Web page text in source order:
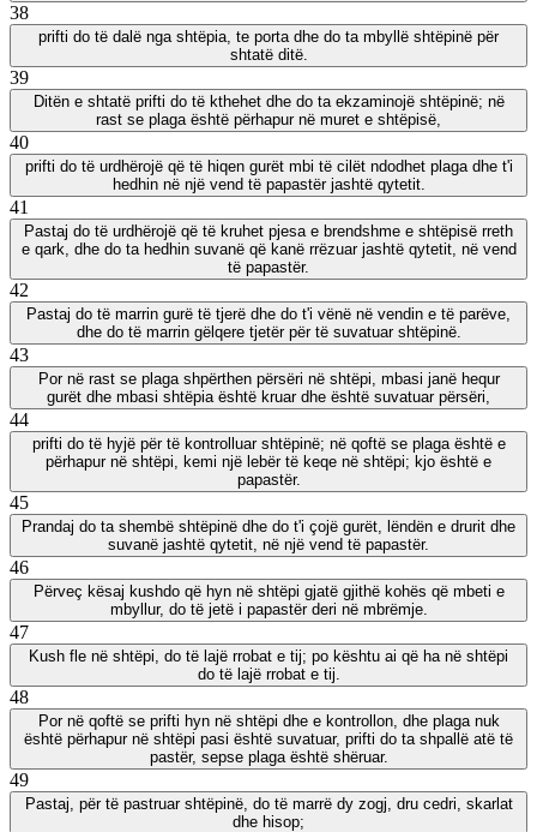
38
prifti do të dalë nga shtëpia, te porta dhe do ta mbyllë shtëpinë për
shtatë ditë.
39
Ditën e shtatë prifti do të kthehet dhe do ta ekzaminojë shtëpinë; në
rast se plaga është përhapur në muret e shtëpisë,
40
prifti do të urdhërojë që të hiqen gurët mbi të cilët ndodhet plaga dhe t'i
hedhin në një vend të papastër jashtë qytetit.
41
Pastaj do të urdhërojë që të kruhet pjesa e brendshme e shtëpisë rreth
e qark, dhe do ta hedhin suvanë që kanë rrëzuar jashtë qytetit, në vend
të papastër.
42
Pastaj do të marrin gurë të tjerë dhe do t'i vënë në vendin e të parëve,
dhe do të marrin gëlqere tjetër për të suvatuar shtëpinë.
43
Por në rast se plaga shpërthen përsëri në shtëpi, mbasi janë hequr
gurët dhe mbasi shtëpia është kruar dhe është suvatuar përsëri,
44
prifti do të hyjë për të kontrolluar shtëpinë; në qoftë se plaga është e
përhapur në shtëpi, kemi një lebër të keqe në shtëpi; kjo është e
papastër.
45
Prandaj do ta shembë shtëpinë dhe do t'i çojë gurët, lëndën e drurit dhe
suvanë jashtë qytetit, në një vend të papastër.
46
Përveç kësaj kushdo që hyn në shtëpi gjatë gjithë kohës që mbeti e
mbyllur, do të jetë i papastër deri në mbrëmje.
47
Kush fle në shtëpi, do të lajë rrobat e tij; po kështu ai që ha në shtëpi
do të lajë rrobat e tij.
48
Por në qoftë se prifti hyn në shtëpi dhe e kontrollon, dhe plaga nuk
është përhapur në shtëpi pasi është suvatuar, prifti do ta shpallë atë të
pastër, sepse plaga është shëruar.
49
Pastaj, për të pastruar shtëpinë, do të marrë dy zogj, dru cedri, skarlat
dhe hisop;